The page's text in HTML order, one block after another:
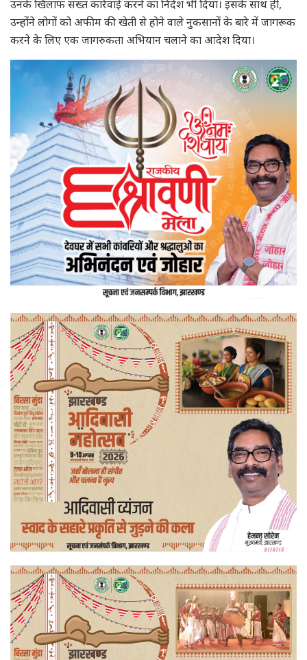
उनके खिलाफ सख्त कार्रवाई करने का निर्देश भी दिया। इसके साथ ही,
उन्होंने लोगों को अफीम की खेती से होने वाले नुकसानों के बारे में जागरूक
करने के लिए एक जागरुकता अभियान चलाने का आदेश दिया।